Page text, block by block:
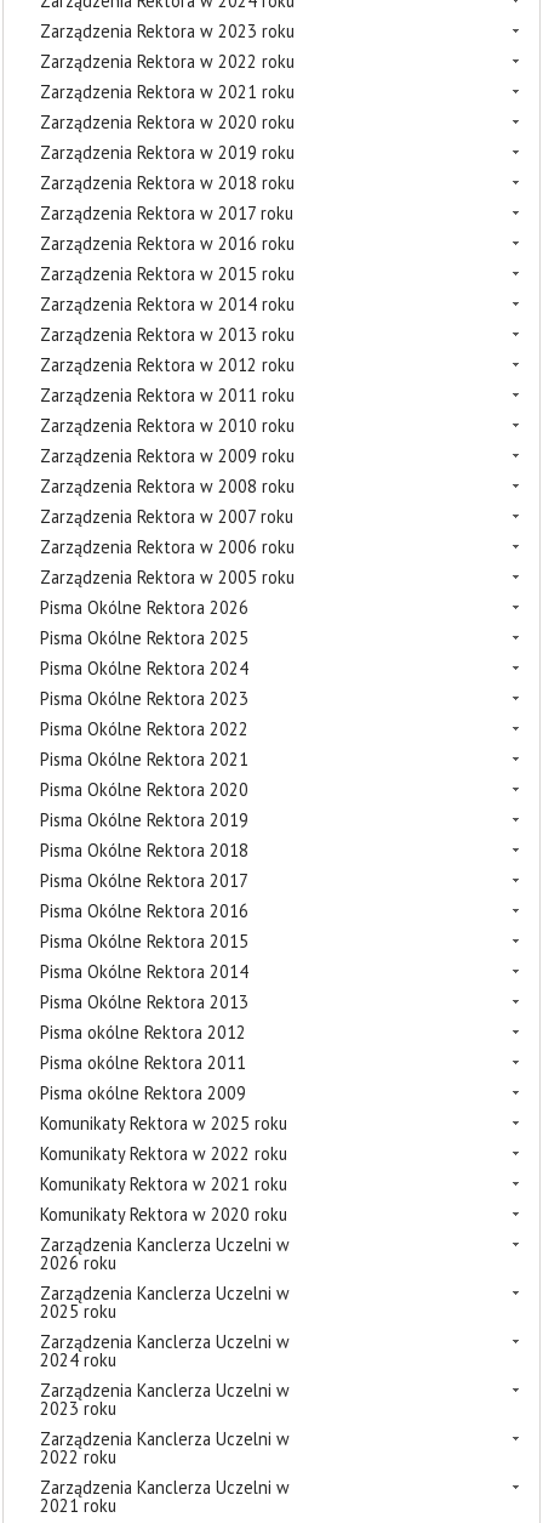
Zarządzenia Rektora w 2023 roku
Zarządzenia Rektora w 2022 roku
Zarządzenia Rektora w 2021 roku
Zarządzenia Rektora w 2020 roku
Zarządzenia Rektora w 2019 roku
Zarządzenia Rektora w 2018 roku
Zarządzenia Rektora w 2017 roku
Zarządzenia Rektora w 2016 roku
Zarządzenia Rektora w 2015 roku
Zarządzenia Rektora w 2014 roku
Zarządzenia Rektora w 2013 roku
Zarządzenia Rektora w 2012 roku
Zarządzenia Rektora w 2011 roku
Zarządzenia Rektora w 2010 roku
Zarządzenia Rektora w 2009 roku
Zarządzenia Rektora w 2008 roku
Zarządzenia Rektora w 2007 roku
Zarządzenia Rektora w 2006 roku
Zarządzenia Rektora w 2005 roku
Pisma Okólne Rektora 2026
Pisma Okólne Rektora 2025
Pisma Okólne Rektora 2024
Pisma Okólne Rektora 2023
Pisma Okólne Rektora 2022
Pisma Okólne Rektora 2021
Pisma Okólne Rektora 2020
Pisma Okólne Rektora 2019
Pisma Okólne Rektora 2018
Pisma Okólne Rektora 2017
Pisma Okólne Rektora 2016
Pisma Okólne Rektora 2015
Pisma Okólne Rektora 2014
Pisma Okólne Rektora 2013
Pisma okólne Rektora 2012
Pisma okólne Rektora 2011
Pisma okólne Rektora 2009
Komunikaty Rektora w 2025 roku
Komunikaty Rektora w 2022 roku
Komunikaty Rektora w 2021 roku
Komunikaty Rektora w 2020 roku
Zarządzenia Kanclerza Uczelni w
2026 roku
Zarządzenia Kanclerza Uczelni w
2025 roku
Zarządzenia Kanclerza Uczelni w
2024 roku
Zarządzenia Kanclerza Uczelni w
2023 roku
Zarządzenia Kanclerza Uczelni w
2022 roku
Zarządzenia Kanclerza Uczelni w
2021 roku